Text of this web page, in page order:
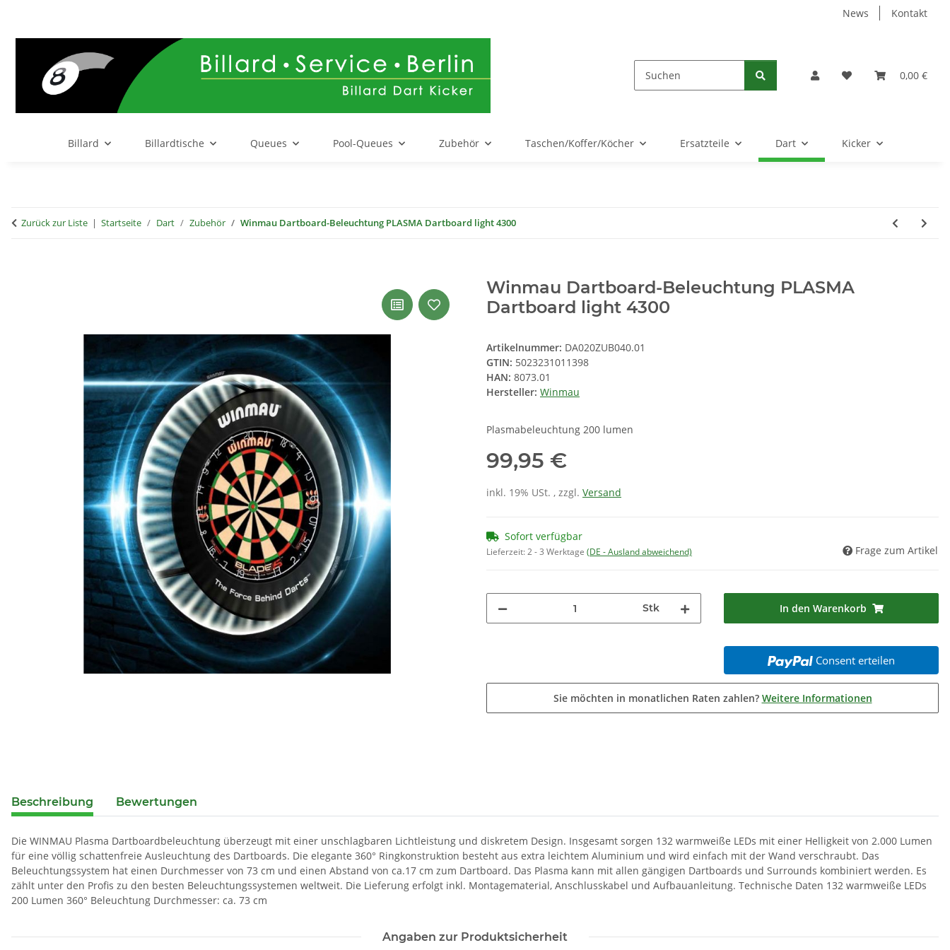
News Kontakt
0,00 €
Billard Billardtische Queues Pool-Queues Zubehör Taschen/Koffer/Köcher Ersatzteile Dart Kicker
Zurück zur Liste Startseite Dart Zubehör Winmau Dartboard-Beleuchtung PLASMA Dartboard light 4300
Winmau Dartboard-Beleuchtung PLASMA
Dartboard light 4300
Artikelnummer: DA020ZUB040.01
GTIN: 5023231011398
HAN: 8073.01
Hersteller: Winmau
Plasmabeleuchtung 200 lumen
99,95 €
inkl. 19% USt. , zzgl. Versand
Sofort verfügbar
Lieferzeit:2 - 3 Werktage (DE - Ausland abweichend) Frage zum Artikel
Stk In den Warenkorb
Consent erteilen
Sie möchten in monatlichen Raten zahlen? Weitere Informationen
Beschreibung Bewertungen
Die WINMAU Plasma Dartboardbeleuchtung überzeugt mit einer unschlagbaren Lichtleistung und diskretem Design. Insgesamt sorgen 132 warmweiße LEDs mit einer Helligkeit von 2.000 Lumen
für eine völlig schattenfreie Ausleuchtung des Dartboards. Die elegante 360° Ringkonstruktion besteht aus extra leichtem Aluminium und wird einfach mit der Wand verschraubt. Das
Beleuchtungssystem hat einen Durchmesser von 73 cm und einen Abstand von ca.17 cm zum Dartboard. Das Plasma kann mit allen gängigen Dartboards und Surrounds kombiniert werden. Es
zählt unter den Profis zu den besten Beleuchtungssystemen weltweit. Die Lieferung erfolgt inkl. Montagematerial, Anschlusskabel und Aufbauanleitung. Technische Daten 132 warmweiße LEDs
200 Lumen 360° Beleuchtung Durchmesser: ca. 73 cm
Angaben zur Produktsicherheit